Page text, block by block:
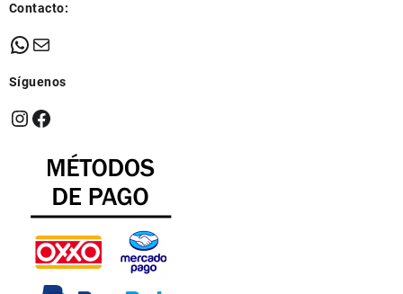
Contacto:
WhatsApp
Mail
Síguenos
Instagram
Facebook